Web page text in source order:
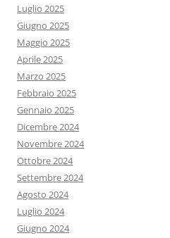
Luglio 2025
Giugno 2025
Maggio 2025
Aprile 2025
Marzo 2025
Febbraio 2025
Gennaio 2025
Dicembre 2024
Novembre 2024
Ottobre 2024
Settembre 2024
Agosto 2024
Luglio 2024
Giugno 2024